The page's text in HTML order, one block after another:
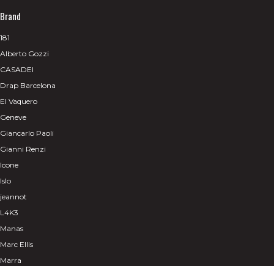
Brand
181
Alberto Gozzi
CASADEI
Drap Barcelona
El Vaquero
Geneve
Giancarlo Paoli
Gianni Renzi
Icone
Islo
jeannot
L4K3
Manas
Marc Ellis
Marra